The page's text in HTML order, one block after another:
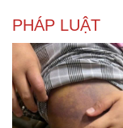
PHÁP LUẬT